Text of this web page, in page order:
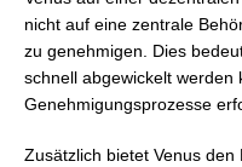
nicht auf eine zentrale
zu genehmigen. Dies
schnell abgewickelt werden
Genehmigungsprozesse
Zusätzlich bietet Venus